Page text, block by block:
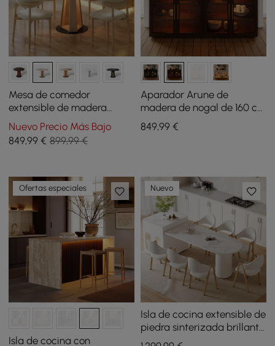
Mesa de comedor
extensible de madera
blanqueada de 91 a 119 cm
con luz LED, para 2-4
comensales
Nuevo Precio Más Bajo
849,99 € 899,99 €
Aparador Arune de
madera de nogal de 160 cm
con almacenamiento y
luces LED
849,99€
Ofertas especiales
Isla de cocina con
Nuevo
Isla de cocina extensible de
piedra sinterizada brillante
de 71"-83" con gabinetes y